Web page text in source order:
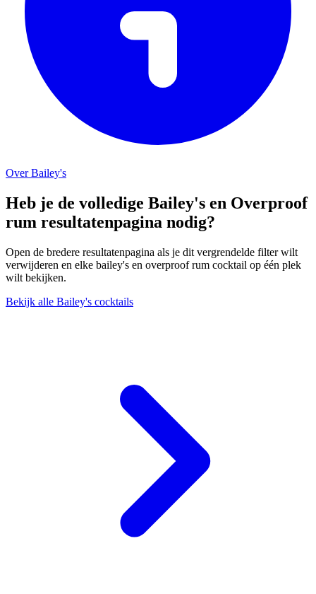
Over Bailey's
Heb je de volledige Bailey's en Overproof
rum resultatenpagina nodig?
Open de bredere resultatenpagina als je dit vergrendelde filter wilt
verwijderen en elke bailey's en overproof rum cocktail op één plek
wilt bekijken.
Bekijk alle Bailey's cocktails